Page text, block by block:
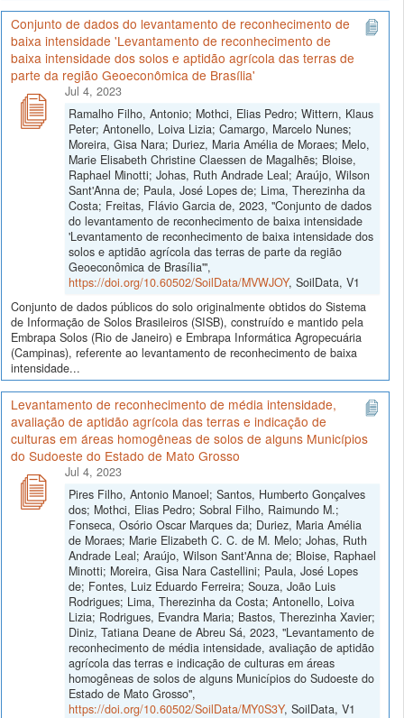
Conjunto de dados do levantamento de reconhecimento de
baixa intensidade 'Levantamento de reconhecimento de
baixa intensidade dos solos e aptidão agrícola das terras de
parte da região Geoeconômica de Brasília'
Jul 4, 2023
Ramalho Filho, Antonio; Mothci, Elias Pedro; Wittern, Klaus
Peter; Antonello, Loiva Lizia; Camargo, Marcelo Nunes;
Moreira, Gisa Nara; Duriez, Maria Amélia de Moraes; Melo,
Marie Elisabeth Christine Claessen de Magalhẽs; Bloise,
Raphael Minotti; Johas, Ruth Andrade Leal; Araújo, Wilson
Sant'Anna de; Paula, José Lopes de; Lima, Therezinha da
Costa; Freitas, Flávio Garcia de, 2023, "Conjunto de dados
do levantamento de reconhecimento de baixa intensidade
'Levantamento de reconhecimento de baixa intensidade dos
solos e aptidão agrícola das terras de parte da região
Geoeconômica de Brasília'",
https://doi.org/10.60502/SoilData/MVWJOY, SoilData, V1
Conjunto de dados públicos do solo originalmente obtidos do Sistema
de Informação de Solos Brasileiros (SISB), construído e mantido pela
Embrapa Solos (Rio de Janeiro) e Embrapa Informática Agropecuária
(Campinas), referente ao levantamento de reconhecimento de baixa
intensidade...
Levantamento de reconhecimento de média intensidade,
avaliação de aptidão agrícola das terras e indicação de
culturas em áreas homogêneas de solos de alguns Municípios
do Sudoeste do Estado de Mato Grosso
Jul 4, 2023
Pires Filho, Antonio Manoel; Santos, Humberto Gonçalves
dos; Mothci, Elias Pedro; Sobral Filho, Raimundo M.;
Fonseca, Osório Oscar Marques da; Duriez, Maria Amélia
de Moraes; Marie Elizabeth C. C. de M. Melo; Johas, Ruth
Andrade Leal; Araújo, Wilson Sant'Anna de; Bloise, Raphael
Minotti; Moreira, Gisa Nara Castellini; Paula, José Lopes
de; Fontes, Luiz Eduardo Ferreira; Souza, João Luis
Rodrigues; Lima, Therezinha da Costa; Antonello, Loiva
Lizia; Rodrigues, Evandra Maria; Bastos, Therezinha Xavier;
Diniz, Tatiana Deane de Abreu Sá, 2023, "Levantamento de
reconhecimento de média intensidade, avaliação de aptidão
agrícola das terras e indicação de culturas em áreas
homogêneas de solos de alguns Municípios do Sudoeste do
Estado de Mato Grosso",
https://doi.org/10.60502/SoilData/MY0S3Y, SoilData, V1